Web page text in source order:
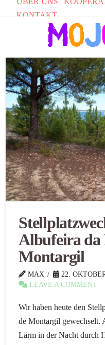
KONTAKT
Albufeira da
Montargil
MAX 22.
LEAVE A COMMENT
Wir haben heute den
de Montargil gewechselt.
Lärm in der Nacht durch